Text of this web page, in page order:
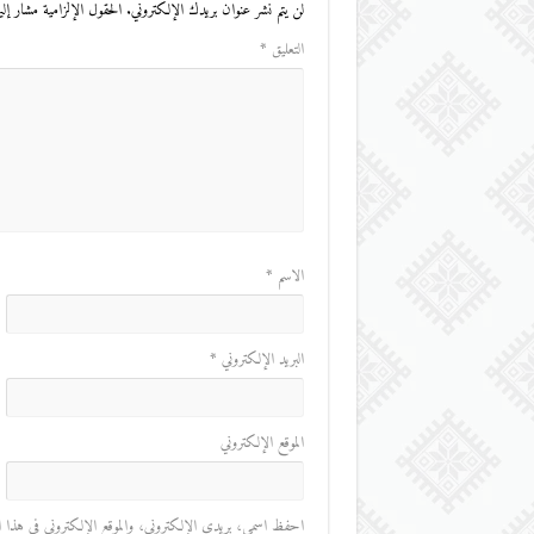
لن يتم نشر عنوان بريدك الإلكتروني. الحقول الإلزامية مشار
التعليق *
الاسم *
البريد الإلكتروني *
الموقع الإلكتروني
احفظ اسمي، بريدي الإلكتروني، والموقع الإلكتروني في هذا